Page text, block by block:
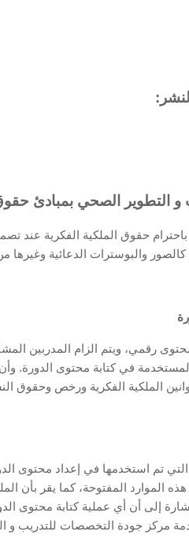
التطوير الصحي بمبادئ حقوق
حقوق الملكية الفكرية عند تصميم
المستخدمة في كتابة محتوى الدورة.
الملكية الفكرية ورخص وحقوق
المفتوحة، كما يقر بأن
إلى أن أي عملية كتابة
مركز جودة التخصصات للتدريب و